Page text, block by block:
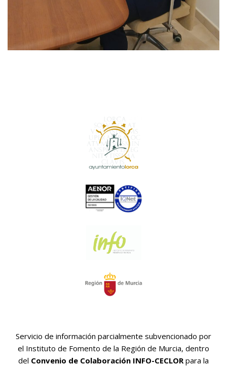
Servicio de información parcialmente subvencionado por
el Instituto de Fomento de la Región de Murcia, dentro
del Convenio de Colaboración INFO-CECLOR para la